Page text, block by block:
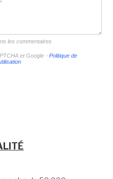
les commentaires
et Google - Politique de